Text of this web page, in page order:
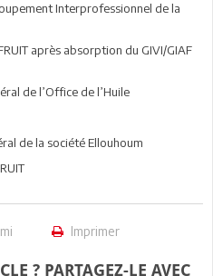
Interprofessionnel de la
après absorption du GIVI/GIAF
de l’Office de l’Huile
de la société Ellouhoum
Imprimer
? PARTAGEZ-LE AVEC